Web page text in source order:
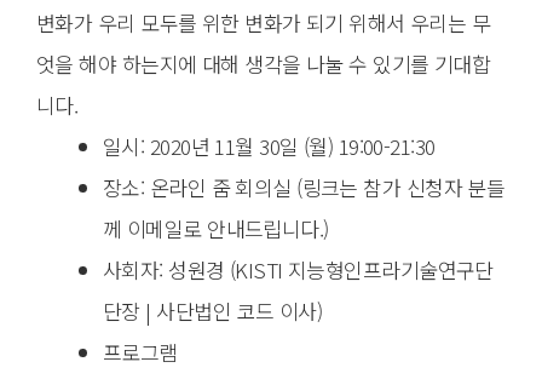
변화가 우리 모두를 위한 변화가 되기 위해서 우리는 무
엇을 해야 하는지에 대해 생각을 나눌 수 있기를 기대합
니다.
일시: 2020년 11월 30일 (월) 19:00-21:30
장소: 온라인 줌 회의실 (링크는 참가 신청자 분들
께 이메일로 안내드립니다.)
사회자: 성원경 (KISTI 지능형인프라기술연구단
단장 | 사단법인 코드 이사)
프로그램